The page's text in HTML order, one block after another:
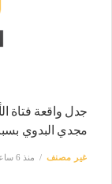
جدل واقعة فتاة
مجدي البدوي
غير مصنف منذ 6 ساعات